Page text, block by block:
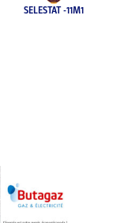
SELESTAT -11M1